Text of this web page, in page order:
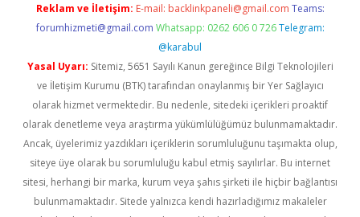
Reklam ve İletişim: E-mail: backlinkpaneli@gmail.com Teams:
forumhizmeti@gmail.com Whatsapp: 0262 606 0 726 Telegram:
@karabul
Yasal Uyarı: Sitemiz, 5651 Sayılı Kanun gereğince Bilgi Teknolojileri
ve İletişim Kurumu (BTK) tarafından onaylanmış bir Yer Sağlayıcı
olarak hizmet vermektedir. Bu nedenle, sitedeki içerikleri proaktif
olarak denetleme veya araştırma yükümlülüğümüz bulunmamaktadır.
Ancak, üyelerimiz yazdıkları içeriklerin sorumluluğunu taşımakta olup,
siteye üye olarak bu sorumluluğu kabul etmiş sayılırlar. Bu internet
sitesi, herhangi bir marka, kurum veya şahıs şirketi ile hiçbir bağlantısı
bulunmamaktadır. Sitede yalnızca kendi hazırladığımız makaleler